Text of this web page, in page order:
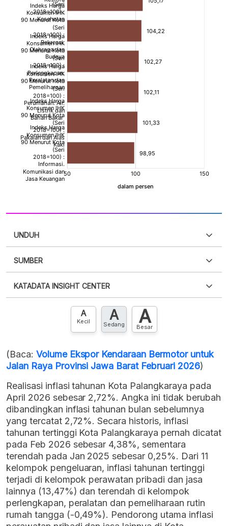
UNDUH
XLS
SUMBER
punya akun?Silakan Daftar sekarang
KATADATA INSIGHT CENTER
Hubungi sekarang »
A
Kecil A
Sedang A
Besar
(Baca: Volume Ekspor Kendaraan Bermotor untuk
Jalan Raya Provinsi Jawa Barat Februari 2026)
Realisasi inflasi tahunan Kota Palangkaraya pada
April 2026 sebesar 2,72%. Angka ini tidak berubah
dibandingkan inflasi tahunan bulan sebelumnya
yang tercatat 2,72%. Secara historis, inflasi
tahunan tertinggi Kota Palangkaraya pernah dicatat
pada Feb 2026 sebesar 4,38%, sementara
terendah pada Jan 2025 sebesar 0,25%. Dari 11
kelompok pengeluaran, inflasi tahunan tertinggi
terjadi di kelompok perawatan pribadi dan jasa
lainnya (13,47%) dan terendah di kelompok
perlengkapan, peralatan dan pemeliharaan rutin
rumah tangga (-0,49%). Pendorong utama inflasi